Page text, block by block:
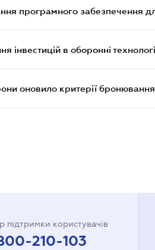
програмного забезпечення
інвестицій в оборонні
оновило критерії
підтримки користувачів
210-103